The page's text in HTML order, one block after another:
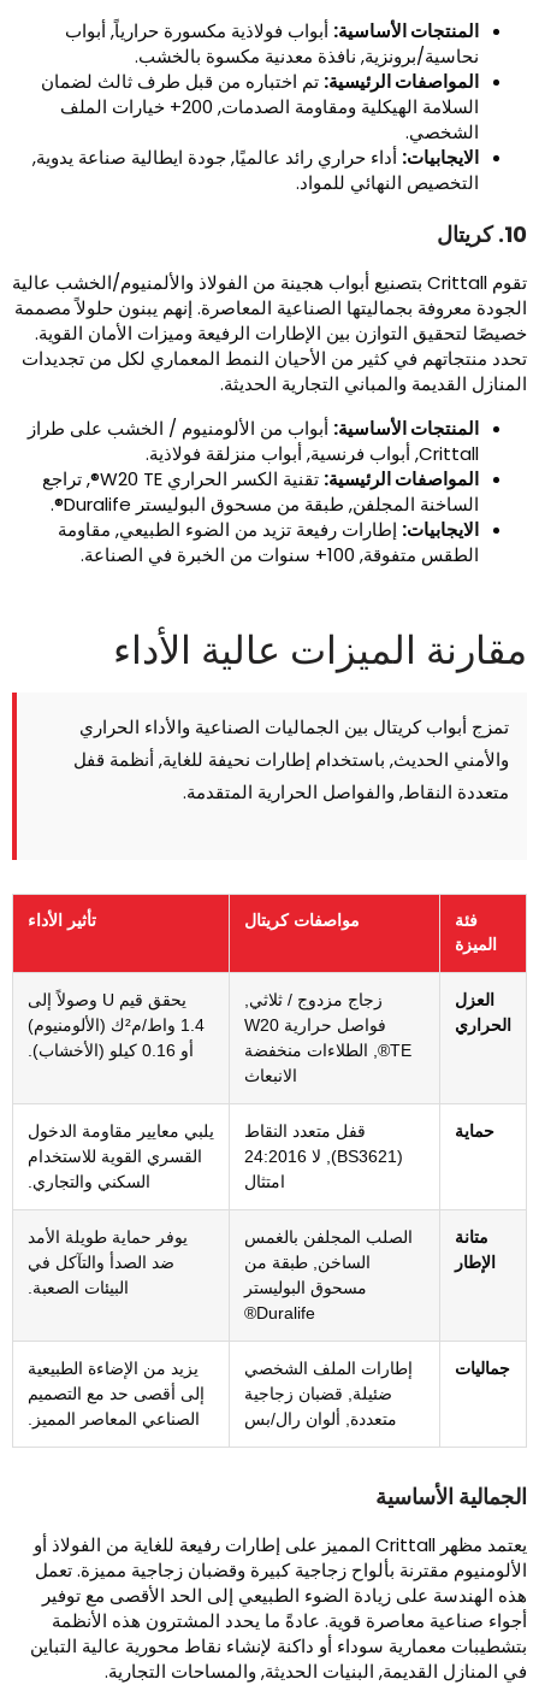
المنتجات الأساسية:أبواب فولاذية مكسورة حرارياً, أبواب
نحاسية/برونزية, نافذة معدنية مكسوة بالخشب.
المواصفات الرئيسية:تم اختباره من قبل طرف ثالث لضمان
السلامة الهيكلية ومقاومة الصدمات, 200+ خيارات الملف
الشخصي.
الايجابيات:أداء حراري رائد عالميًا, جودة ايطالية صناعة يدوية,
التخصيص النهائي للمواد.
تقوم Crittall بتصنيع أبواب هجينة من الفولاذ والألمنيوم/الخشب عالية
معروفة بجماليتها الصناعية المعاصرة. إنهم يبنون حلولاً مصممة
لتحقيق التوازن بين الإطارات الرفيعة وميزات الأمان القوية.
منتجاتهم في كثير من الأحيان النمط المعماري لكل من تجديدات
القديمة والمباني التجارية الحديثة.
المنتجات الأساسية:أبواب من الألومنيوم / الخشب على طراز
Crittall, أبواب فرنسية, أبواب منزلقة فولاذية.
المواصفات الرئيسية:
تقنية الكسر الحراري W20 TE®, تراجع
الساخنة المجلفن, طبقة من مسحوق البوليستر Duralife®.
الايجابيات:إطارات رفيعة تزيد من الضوء الطبيعي, مقاومة
الطقس متفوقة, 100+ سنوات من الخبرة في الصناعة.
الميزات عالية الأداء
تمزج أبواب كريتال بين الجماليات الصناعية والأداء الحراري
والأمني ​​الحديث, باستخدام إطارات نحيفة للغاية, أنظمة قفل
متعددة النقاط, والفواصل الحرارية المتقدمة.
فئة
الميزة
مواصفات كريتال تأثير الأداء
العزل
الحراري
زجاج مزدوج / ثلاثي,
فواصل حرارية W20
TE®, الطلاءات منخفضة
الانبعاث
يحقق قيم U وصولاً إلى
1.4 واط/م²ك (الألومنيوم)
حماية
قفل متعدد النقاط
(BS3621), لا 24:2016
امتثال
يلبي معايير مقاومة الدخول
القسري القوية للاستخدام
السكني والتجاري.
متانة
الإطار
الصلب المجلفن بالغمس
الساخن, طبقة من
مسحوق البوليستر
Duralife®
يوفر حماية طويلة الأمد
ضد الصدأ والتآكل في
البيئات الصعبة.
جماليات
إطارات الملف الشخصي
ضئيلة, قضبان زجاجية
متعددة, ألوان رال/بس
يزيد من الإضاءة الطبيعية
إلى أقصى حد مع التصميم
الصناعي المعاصر المميز.
الأساسية
يعتمد مظهر Crittall المميز على إطارات رفيعة للغاية من الفولاذ أو
مقترنة بألواح زجاجية كبيرة وقضبان زجاجية مميزة. تعمل
الهندسة على زيادة الضوء الطبيعي إلى الحد الأقصى مع توفير
صناعية معاصرة قوية. عادةً ما يحدد المشترون هذه الأنظمة
معمارية سوداء أو داكنة لإنشاء نقاط محورية عالية التباين
المنازل القديمة, البنيات الحديثة, والمساحات التجارية.